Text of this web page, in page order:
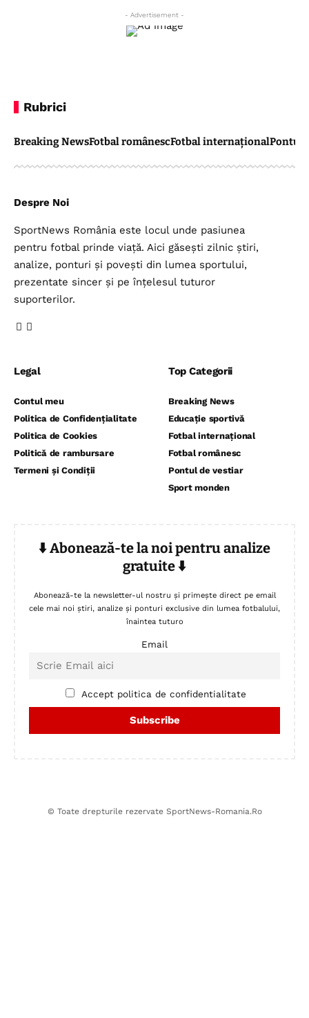
- Advertisement -
Rubrici
Breaking NewsFotbal românescFotbal internaționalPontul
Despre Noi
SportNews România este locul unde pasiunea
pentru fotbal prinde viață. Aici găsești zilnic știri,
analize, ponturi și povești din lumea sportului,
prezentate sincer și pe înțelesul tuturor
suporterilor.
Legal
Contul meu
Politica de Confidențialitate
Politica de Cookies
Politică de rambursare
Termeni și Condiții
Top Categorii
Breaking News
Educație sportivă
Fotbal internațional
Fotbal românesc
Pontul de vestiar
Sport monden
⬇️ Abonează-te la noi pentru analize
gratuite ⬇️
Abonează-te la newsletter-ul nostru și primește direct pe email
cele mai noi știri, analize și ponturi exclusive din lumea fotbalului,
înaintea tuturo
Email
Accept politica de confidentialitate
© Toate drepturile rezervate SportNews-Romania.Ro